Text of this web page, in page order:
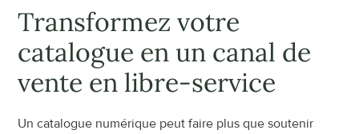
Transformez votre
catalogue en un canal de
vente en libre-service
Un catalogue numérique peut faire plus que soutenir